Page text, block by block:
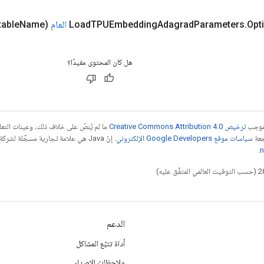
LoadTPUEmbeddingAdagradParameters. العام (String table
Name)
هل كان المحتوى مفيدًا؟
ترخيص Creative Commons Attribution 4.0‏
ما لم يُنصّ على خلاف ذلك، وعينات
سياسات موقع Google Developers الإلكتروني
الدعم
أداة تتبّع المشاكل